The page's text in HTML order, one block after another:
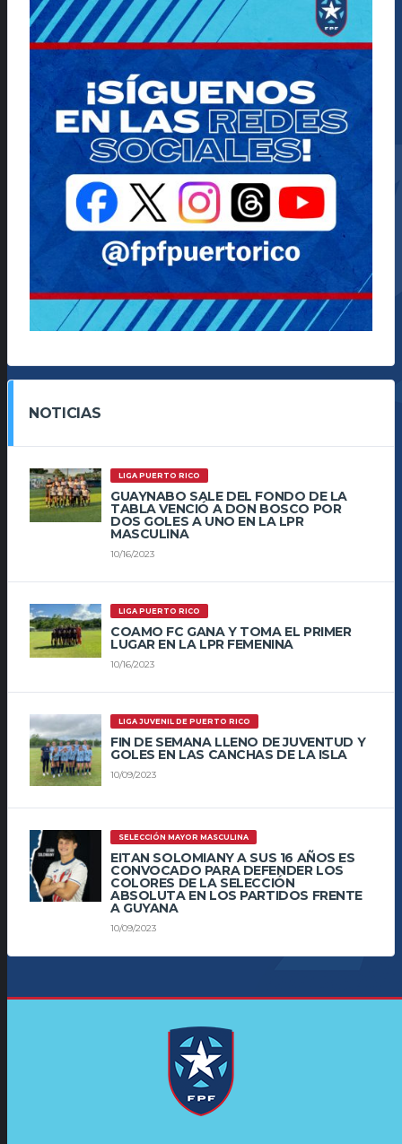
NOTICIAS
LIGA PUERTO RICO
GUAYNABO SALE DEL FONDO DE LA
TABLA VENCIÓ A DON BOSCO POR
DOS GOLES A UNO EN LA LPR
MASCULINA
10/16/2023
LIGA PUERTO RICO
COAMO FC GANA Y TOMA EL PRIMER
LUGAR EN LA LPR FEMENINA
10/16/2023
LIGA JUVENIL DE PUERTO RICO
FIN DE SEMANA LLENO DE JUVENTUD Y
GOLES EN LAS CANCHAS DE LA ISLA
10/09/2023
SELECCIÓN MAYOR MASCULINA
EITAN SOLOMIANY A SUS 16 AÑOS ES
CONVOCADO PARA DEFENDER LOS
COLORES DE LA SELECCIÓN
ABSOLUTA EN LOS PARTIDOS FRENTE
A GUYANA
10/09/2023